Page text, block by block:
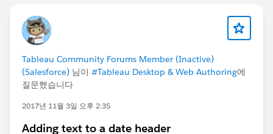
Tableau Community Forums Member (Inactive)
(Salesforce) 님이 #Tableau Desktop & Web Authoring에
질문했습니다
2017년 11월 3일 오후 2:35
Adding text to a date header